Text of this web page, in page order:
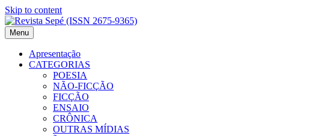
Skip to content
Revista Sepé (ISSN 2675-9365)
Revista literária sediada em Porto Alegre, RS. Editada por Lucio Carvalho e
Menu
Apresentação
CATEGORIAS
POESIA
NÃO-FICÇÃO
FICÇÃO
ENSAIO
CRÔNICA
OUTRAS MÍDIAS